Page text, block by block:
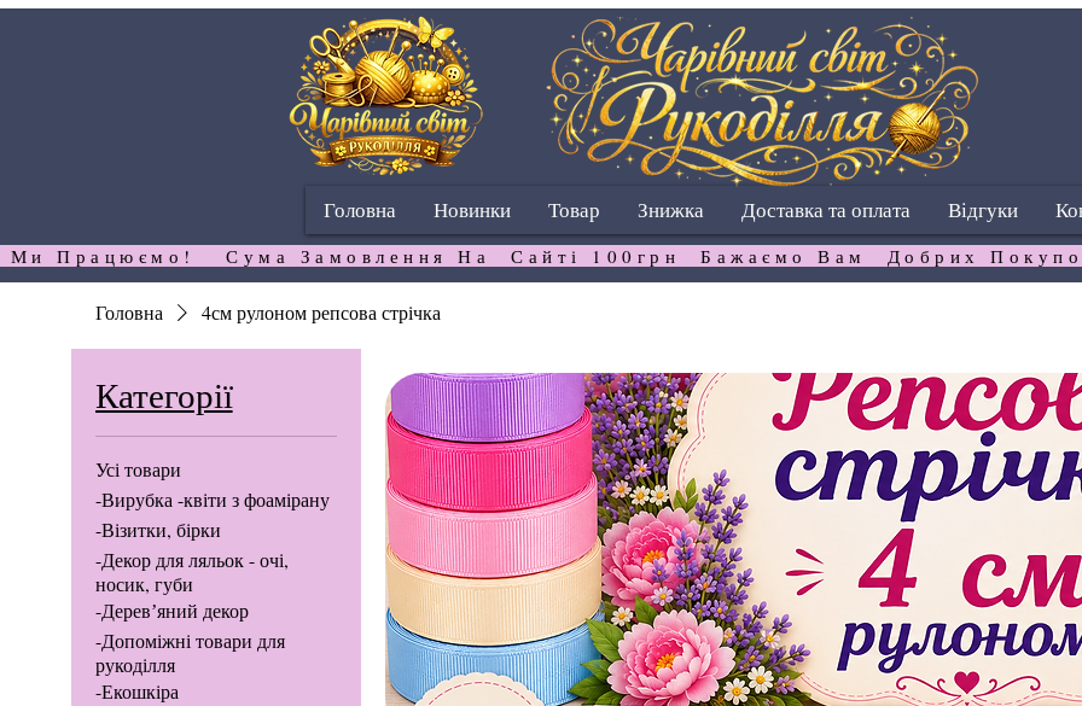
Головна Новинки Товар Знижка Доставка та оплата Відгуки
Ми Працюємо!   Сума Замовлення На  Сайті 100грн  Бажаємо Вам  Добрих
Головна 4см рулоном репсова стрічка
Категорії
Усі товари
-Вирубка -квіти з фоамірану
-Візитки, бірки
-Декор для ляльок - очі,
носик, губи
-Деревʼяний декор
-Допоміжні товари для
рукоділля
-Екошкіра